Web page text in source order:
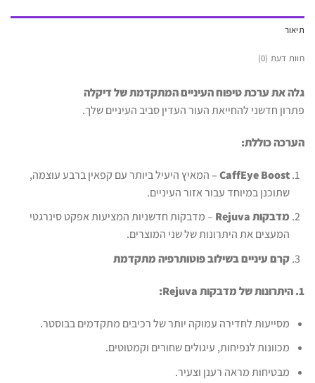
תיאור
חוות דעת (0)
גלה את ערכת טיפוח העיניים המתקדמת של דיקלה
פתרון חדשני להחייאת העור העדין סביב העיניים שלך.
הערכה כוללת:
CaffEye Boost– המאיץ היעיל ביותר עם קפאין ברבע עוצמה,
שתוכנן במיוחד עבור אזור העיניים.
מדבקות Rejuva
– מדבקות חדשניות המציעות אפקט סינרגטי
המעצים את היתרונות של שני המוצרים.
קרם עיניים בשילוב פוטותרפיה מתקדמת
1. היתרונות של מדבקות Rejuva:
מסייעות לחדירה עמוקה יותר של רכיבים מתקדמים בבוסטר.
מכוונות לנפיחות, עיגולים שחורים וקמטוטים.
מבטיחות מראה רענן וצעיר.